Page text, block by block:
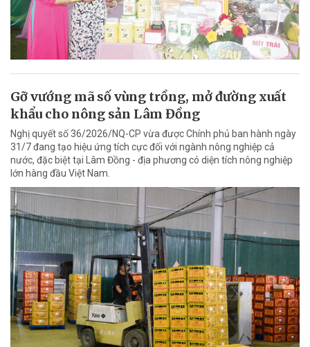
Gỡ vướng mã số vùng trồng, mở đường xuất
khẩu cho nông sản Lâm Đồng
Nghị quyết số 36/2026/NQ-CP vừa được Chính phủ ban hành ngày
31/7 đang tạo hiệu ứng tích cực đối với ngành nông nghiệp cả
nước, đặc biệt tại Lâm Đồng - địa phương có diện tích nông nghiệp
lớn hàng đầu Việt Nam.